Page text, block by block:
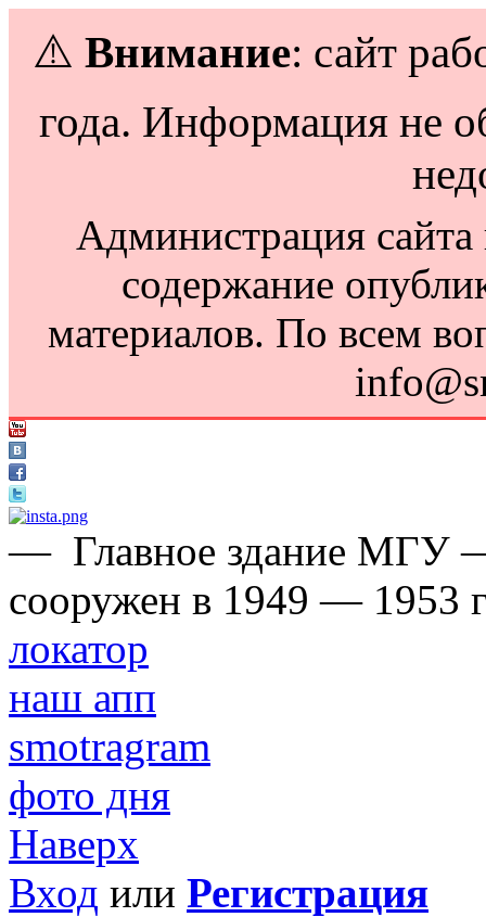
⚠️ Внимание: сайт
года. Информация не
Администрация сайта
содержание
материалов. По всем
— Главное здание
сооружен в 1949 — 1953
локатор
наш апп
smotragram
фото дня
Наверх
Вход или Регистрация